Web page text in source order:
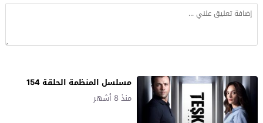
مسلسل المنظمة الحلقة 154
منذ 8 أشهر